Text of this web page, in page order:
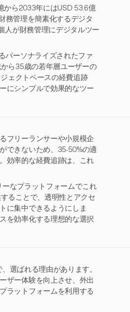
から2033年にはUSD 53.6億
務管理を簡素化するデジタ
人が財務管理にデジタルツー
パーソナライズされたファ
ら35歳の若年層ユーザーの
ェクトベースの経費追跡
にシンプルで効果的なツー
フリーランサーや小規模企
できないため、35-50%の適
効率的な経費追跡は、これ
なプラットフォームでこれ
ることで、透明性とアクセ
に集中できるようにしま
を効率化する理想的な選択
選ばれる理由があります。
ザー体験を向上させ、外出
ラットフォームを利用する